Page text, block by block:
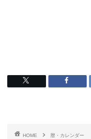
HOME
暦・カレンダー